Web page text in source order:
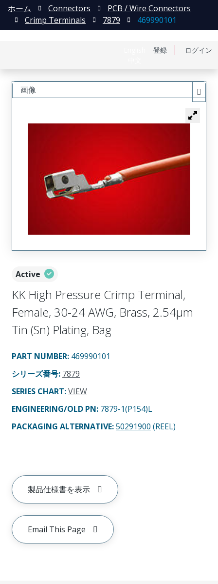
登録 ログイン
ホーム Connectors
PCB / Wire Connectors
Crimp Terminals
7879 469990101
Active
KK High Pressure Crimp Terminal,
Female, 30-24 AWG, Brass, 2.54µm
Tin (Sn) Plating, Bag
PART NUMBER: 469990101
シリーズ番号: 7879
SERIES CHART:VIEW
ENGINEERING/OLD PN: 7879-1(P154)L
PACKAGING ALTERNATIVE:50291900 (REEL)
製品仕様書を表示
Email This Page
画像